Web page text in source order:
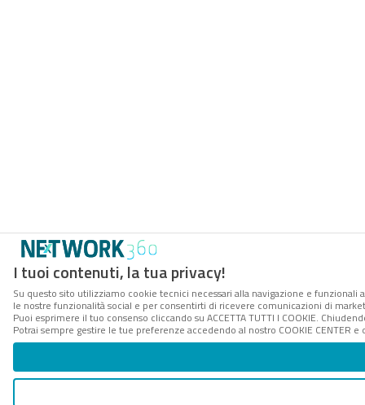
I tuoi contenuti, la tua privacy!
Su questo sito utilizziamo cookie tecnici necessari alla navigazione e
le nostre funzionalità social e per consentirti di ricevere comunicazioni di
Puoi esprimere il tuo consenso cliccando su ACCETTA TUTTI I COOKIE.
Potrai sempre gestire le tue preferenze accedendo al nostro COOKIE